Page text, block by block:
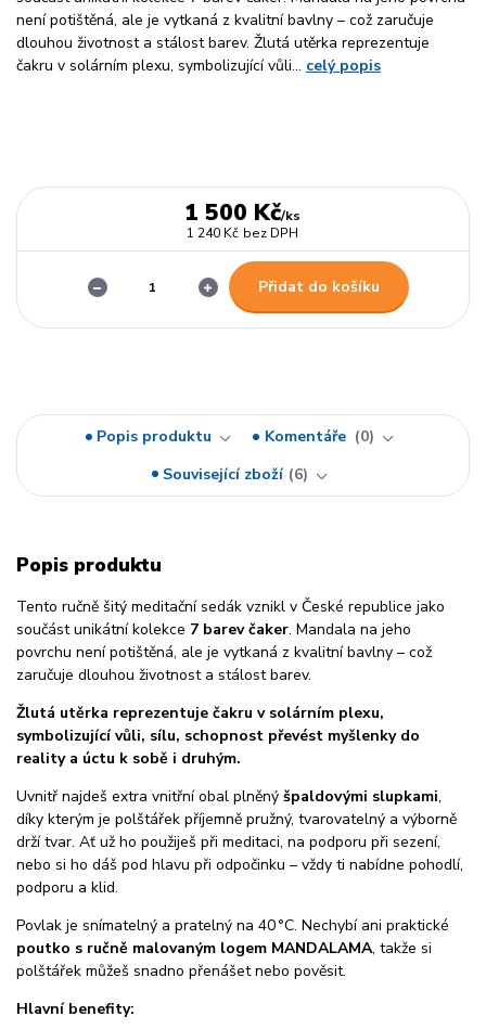
není potištěná, ale je vytkaná z kvalitní bavlny – což zaručuje
dlouhou životnost a stálost barev. Žlutá utěrka reprezentuje
čakru v solárním plexu, symbolizující vůli... celý popis
1 500 Kč/ks
1 240 Kč bez DPH
Přidat do košíku
Popis produktu Komentáře
0
Související zboží 6
Popis produktu
Tento ručně šitý meditační sedák vznikl v České republice jako
součást unikátní kolekce 7 barev čaker. Mandala na jeho
povrchu není potištěná, ale je vytkaná z kvalitní bavlny – což
zaručuje dlouhou životnost a stálost barev.
Žlutá utěrka reprezentuje čakru v solárním plexu,
symbolizující vůli, sílu, schopnost převést myšlenky do
reality a úctu k sobě i druhým.
Uvnitř najdeš extra vnitřní obal plněný špaldovými slupkami,
díky kterým je polštářek příjemně pružný, tvarovatelný a výborně
drží tvar. Ať už ho použiješ při meditaci, na podporu při sezení,
nebo si ho dáš pod hlavu při odpočinku – vždy ti nabídne pohodlí,
podporu a klid.
Povlak je snímatelný a pratelný na 40 °C. Nechybí ani praktické
poutko s ručně malovaným logem MANDALAMA, takže si
polštářek můžeš snadno přenášet nebo pověsit.
Hlavní benefity: